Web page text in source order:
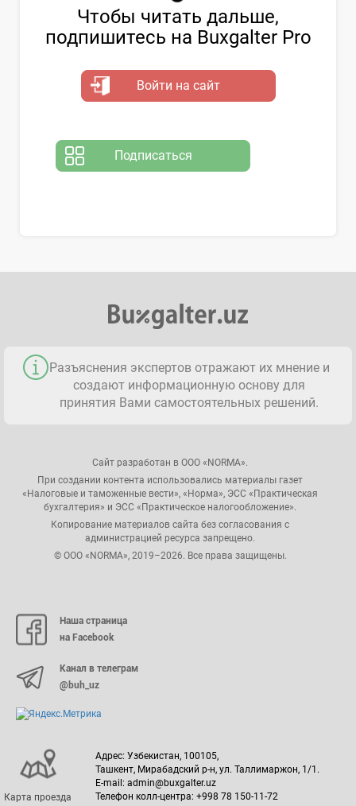
Чтобы читать дальше,
подпишитесь на Buxgalter Pro
Войти на сайт
Подписаться
Разъяснения экспертов отражают их мнение и
создают информационную основу для
принятия Вами самостоятельных решений.
Сайт разработан в ООО «NORMA».
При создании контента использовались материалы газет
«Налоговые и таможенные вести», «Норма», ЭСС «Практическая
бухгалтерия» и ЭСС «Практическое налогообложение».
Копирование материалов сайта без согласования с
администрацией ресурса запрещено.
© ООО «NORMA», 2019–2026. Все права защищены.
Наша страница
на Facebook
Канал в телеграм
@buh_uz
Карта проезда
Адрес: Узбекистан, 100105,
Ташкент, Мирабадский р-н, ул. Таллимаржон, 1/1.
E-mail: admin@buxgalter.uz
Телефон колл-центра: +998 78 150-11-72